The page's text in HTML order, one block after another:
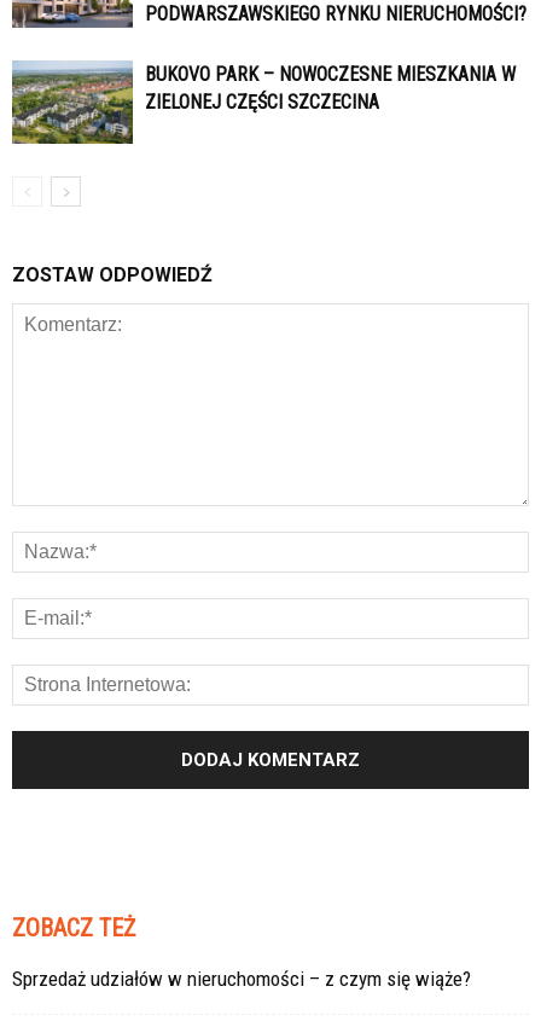
PODWARSZAWSKIEGO RYNKU NIERUCHOMOŚCI?
BUKOVO PARK – NOWOCZESNE MIESZKANIA W
ZIELONEJ CZĘŚCI SZCZECINA
ZOSTAW ODPOWIEDŹ
ZOBACZ TEŻ
Sprzedaż udziałów w nieruchomości – z czym się wiąże?